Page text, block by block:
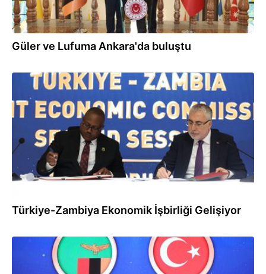
Güler ve Lufuma Ankara'da buluştu
22.04.2026
Türkiye-Zambiya Ekonomik İşbirliği Gelişiyor
21.04.2026